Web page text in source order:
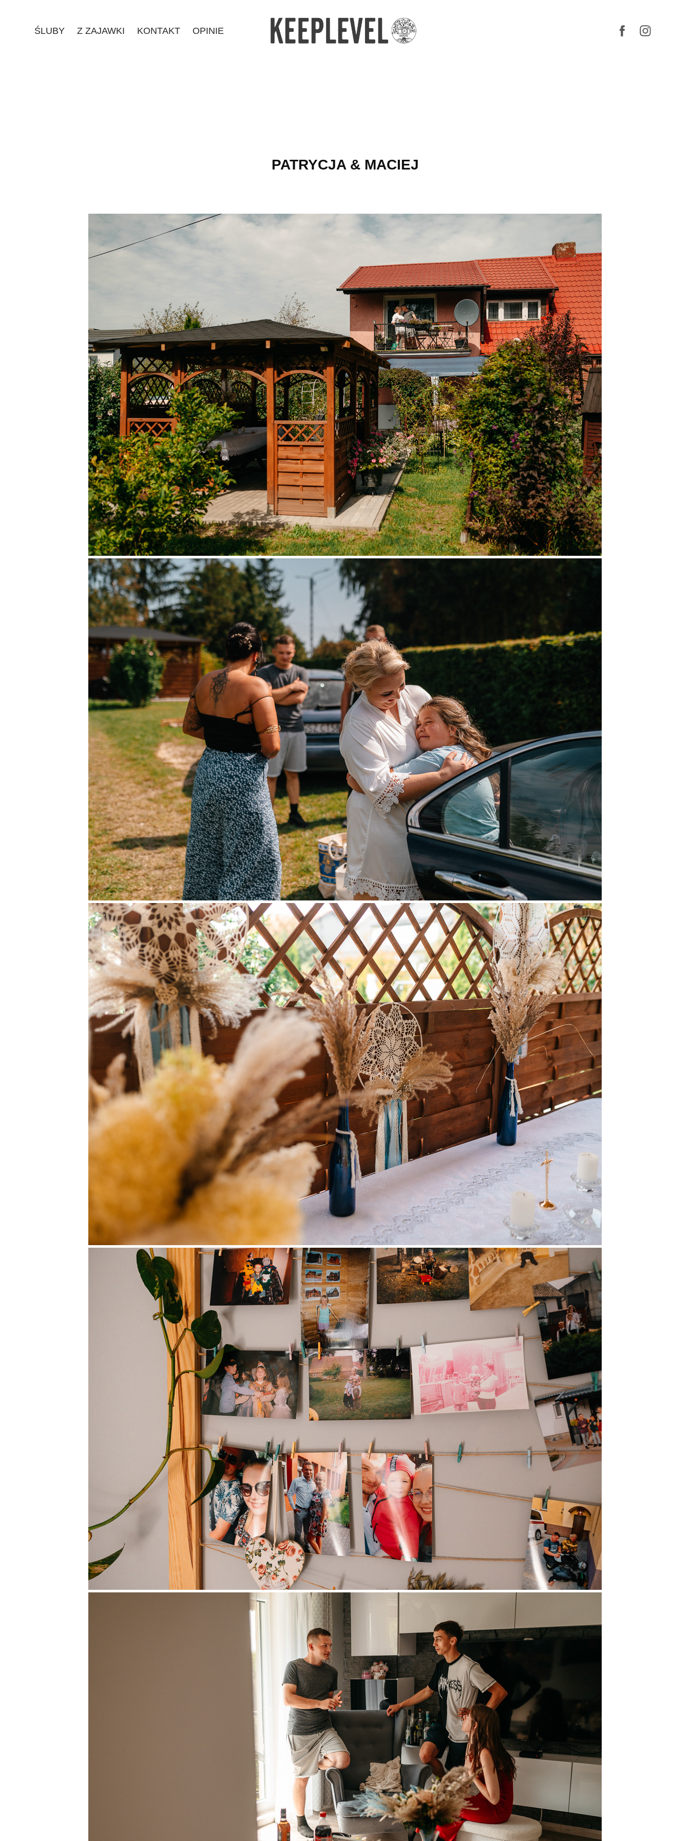
ŚLUBY Z ZAJAWKI KONTAKT OPINIE
PATRYCJA & MACIEJ